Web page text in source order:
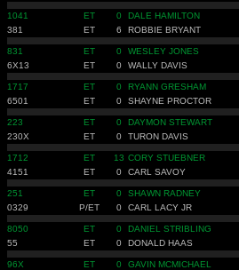
1041 ET 0 DALE HAMILTON
381
ET 6 ROBBIE BRYANT
831 ET 0 WESLEY JONES
6X13
ET 0 WALLY DAVIS
1717 ET 0 RYANN GRESHAM
6501
ET 0 SHAYNE PROCTOR
223 ET 0 DAYMON STEWART
230X
ET 0 TURON DAVIS
1712 ET 13 CORY STUEBNER
4151
ET 0 CARL SAVOY
251 ET 0 SHAWN RADNEY
0329
P/ET 0 CARL LACY JR
8050 ET 0 DANIEL STRIBLING
55
ET 0 DONALD HAAS
96X ET 0 GAVIN MCMICHAEL